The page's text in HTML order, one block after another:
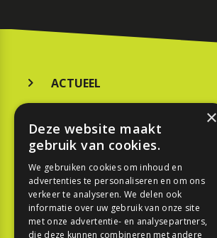
ACTUEEL
KOOPGIDS
TESTEN
SPORT
×
Deze website maakt
gebruik van cookies.
We gebruiken cookies om inhoud en
advertenties te personaliseren en om ons
verkeer te analyseren. We delen ook
informatie over uw gebruik van onze site
met onze advertentie- en analysepartners,
die deze kunnen combineren met andere